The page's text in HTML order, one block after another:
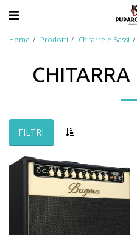
Home Prodotti Chitarre e Bassi
FILTRI